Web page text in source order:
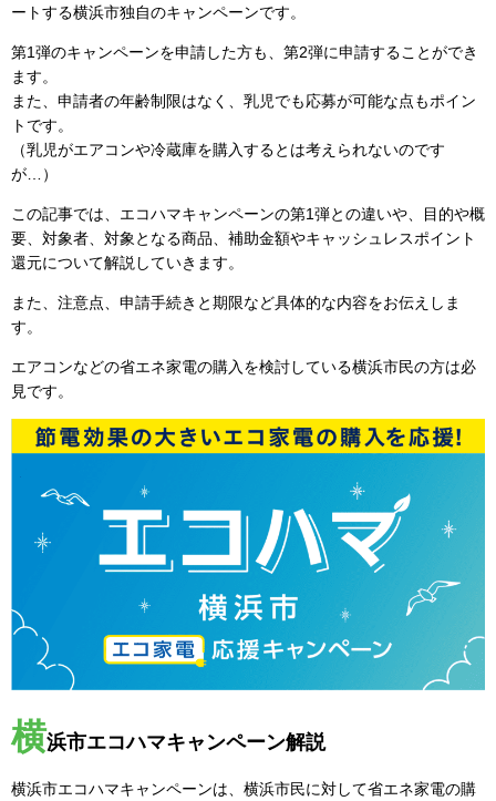
ートする横浜市独自のキャンペーンです。
第1弾のキャンペーンを申請した方も、第2弾に申請することができ
ます。
また、申請者の年齢制限はなく、乳児でも応募が可能な点もポイン
トです。
（乳児がエアコンや冷蔵庫を購入するとは考えられないのです
が…）
この記事では、エコハマキャンペーンの第1弾との違いや、目的や概
要、対象者、対象となる商品、補助金額やキャッシュレスポイント
還元について解説していきます。
また、注意点、申請手続きと期限など具体的な内容をお伝えしま
す。
エアコンなどの省エネ家電の購入を検討している横浜市民の方は必
見です。
横浜市エコハマキャンペーン解説
横浜市エコハマキャンペーンは、横浜市民に対して省エネ家電の購